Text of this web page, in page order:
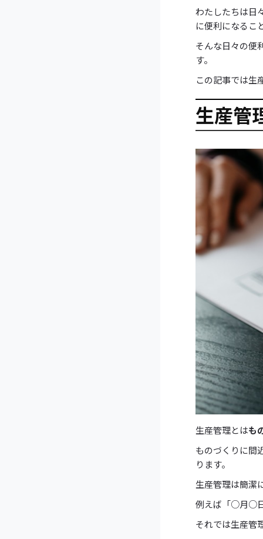
わたしたちは日
に便利になるこ
そんな日々の便
す。
この記事では生
生産管
生産管理とはも
ものづくりに間
ります。
生産管理は簡潔
例えば「○月○日
それでは生産管